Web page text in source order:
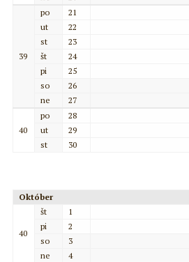
39
po
21
ut
22
st
23
št
24
pi
25
so
26
ne
27
40
po
28
ut
29
st
30
Október
40
št
1
pi
2
so
3
ne
4